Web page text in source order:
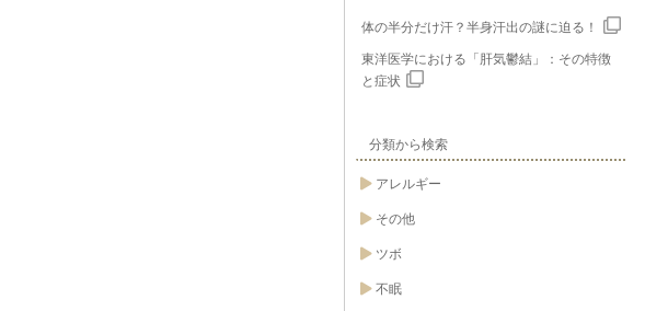
体の半分だけ汗？半身汗出の謎に迫る！
東洋医学における「肝気鬱結」：その特徴
と症状
分類から検索
アレルギー
その他
ツボ
不眠